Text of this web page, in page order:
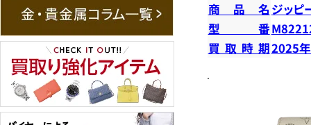
商品名 ジッピ
型番
買取時期2025